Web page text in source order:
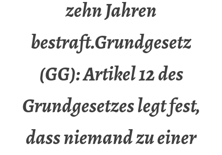
zehn Jahren
bestraft.Grundgesetz
(GG): Artikel 12 des
Grundgesetzes legt fest,
dass niemand zu einer